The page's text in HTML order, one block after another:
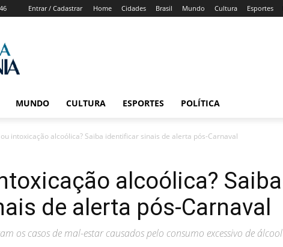
Entrar / Cadastrar Home Cidades Brasil Mundo Cultura Esportes
MUNDO CULTURA ESPORTES POLÍTICA
ou intoxicação alcoólica? Saiba identificar sinais de alerta pós-Carnaval
alcoólica? Saiba
de alerta pós-Carnaval
os casos de mal-estar causados pelo consumo excessivo de álcool